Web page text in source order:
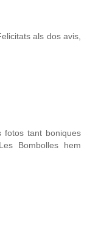
als dos avis,
fotos tant boniques
Bombolles hem